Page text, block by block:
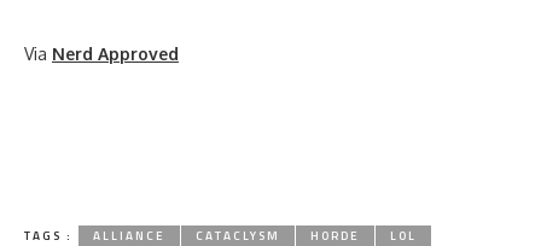
Via Nerd Approved
TAGS : ALLIANCE CATACLYSM HORDE
LOL